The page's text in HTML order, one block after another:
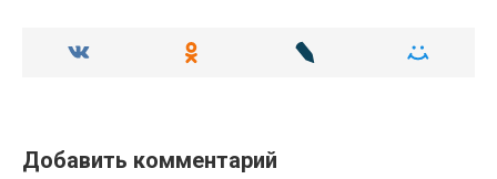
Добавить комментарий